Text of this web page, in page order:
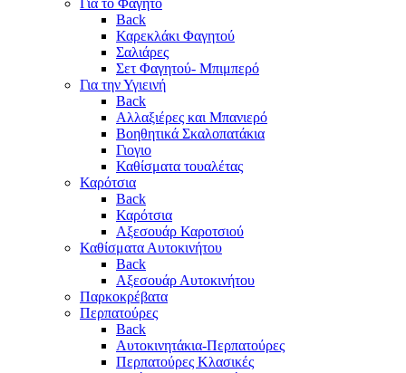
Back
Καρεκλάκι Φαγητού
Σαλιάρες
Σετ Φαγητού- Μπιμπερό
Για την Υγιεινή
Back
Αλλαξιέρες και Μπανιερό
Βοηθητικά Σκαλοπατάκια
Γιογιο
Καθίσματα τουαλέτας
Καρότσια
Back
Καρότσια
Αξεσουάρ Καροτσιού
Καθίσματα Αυτοκινήτου
Back
Αξεσουάρ Αυτοκινήτου
Παρκοκρέβατα
Περπατούρες
Back
Αυτοκινητάκια-Περπατούρες
Περπατούρες Κλασικές